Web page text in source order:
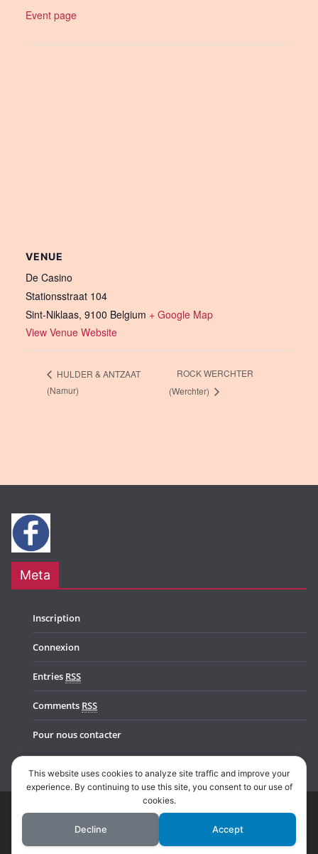
Event page
VENUE
De Casino
Stationsstraat 104
Sint-Niklaas, 9100 Belgium + Google Map
View Venue Website
HULDER & ANTZAAT
(Namur)
ROCK WERCHTER
(Werchter)
Meta
Inscription
Connexion
Entries RSS
Comments RSS
Pour nous contacter
Copyright © 2026Music In Belgium. All rights reserved.
ColorMag Pro by ThemeGrill. Powered by
This website uses cookies to analyze site traffic and improve your
experience. By continuing to use this site, you consent to our use of
cookies.
Decline Accept